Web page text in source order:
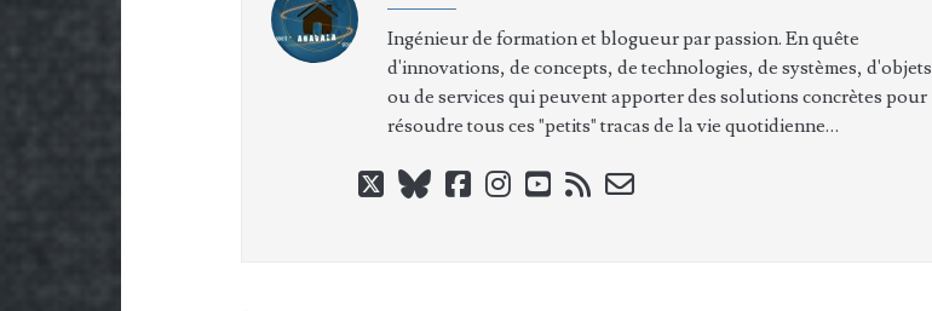
Ingénieur de formation et blogueur par passion. En quête
d'innovations, de concepts, de technologies, de systèmes, d'objets
ou de services qui peuvent apporter des solutions concrètes pour
résoudre tous ces "petits" tracas de la vie quotidienne…
twitterblueskyfacebook
instagram
youtube
rss email-